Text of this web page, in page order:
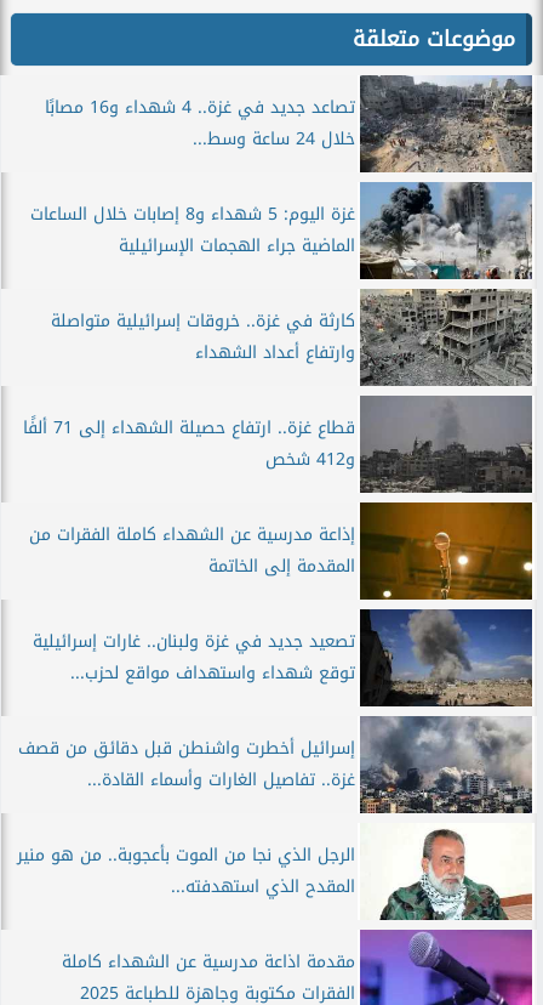
موضوعات متعلقة
تصاعد جديد في غزة.. 4 شهداء و16 مصابًا
خلال 24 ساعة وسط...
غزة اليوم: 5 شهداء و8 إصابات خلال الساعات
الماضية جراء الهجمات الإسرائيلية
كارثة في غزة.. خروقات إسرائيلية متواصلة
وارتفاع أعداد الشهداء
قطاع غزة.. ارتفاع حصيلة الشهداء إلى 71 ألفًا
و412 شخص
إذاعة مدرسية عن الشهداء كاملة الفقرات من
المقدمة إلى الخاتمة
تصعيد جديد في غزة ولبنان.. غارات إسرائيلية
توقع شهداء واستهداف مواقع لحزب...
إسرائيل أخطرت واشنطن قبل دقائق من قصف
غزة.. تفاصيل الغارات وأسماء القادة...
الرجل الذي نجا من الموت بأعجوبة.. من هو منير
المقدح الذي استهدفته...
مقدمة اذاعة مدرسية عن الشهداء كاملة
الفقرات مكتوبة وجاهزة للطباعة 2025